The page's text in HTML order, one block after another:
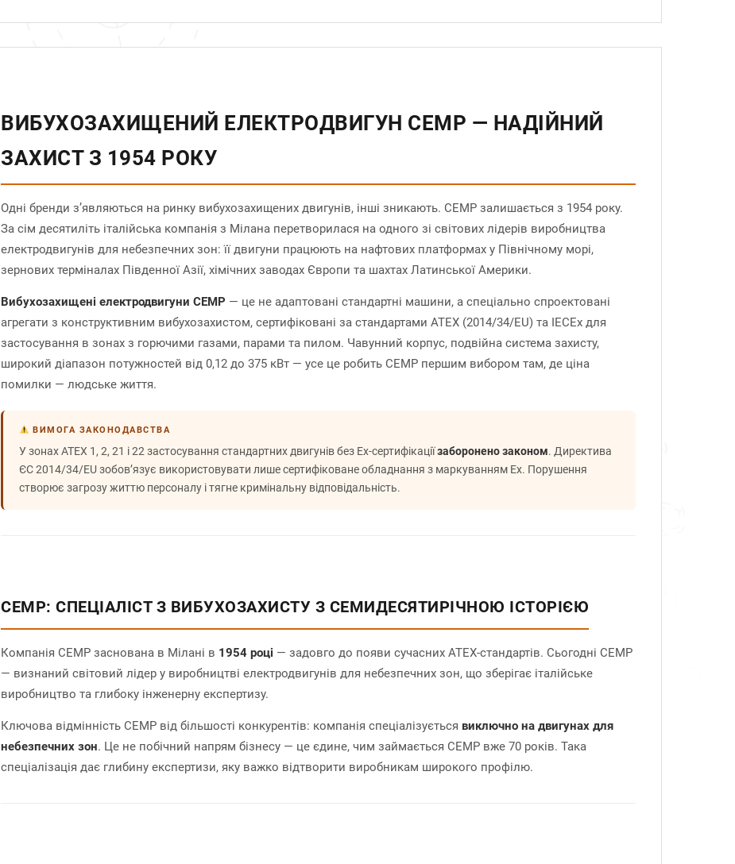
ВИБУХОЗАХИЩЕНИЙ ЕЛЕКТРОДВИГУН CEMP — НАДІЙНИЙ
ЗАХИСТ З 1954 РОКУ
Одні бренди з’являються на ринку вибухозахищених двигунів, інші зникають. CEMP залишається з 1954 року.
За сім десятиліть італійська компанія з Мілана перетворилася на одного зі світових лідерів виробництва
електродвигунів для небезпечних зон: її двигуни працюють на нафтових платформах у Північному морі,
зернових терміналах Південної Азії, хімічних заводах Європи та шахтах Латинської Америки.
Вибухозахищені електродвигуни CEMP — це не адаптовані стандартні машини, а спеціально спроектовані
агрегати з конструктивним вибухозахистом, сертифіковані за стандартами ATEX (2014/34/EU) та IECEx для
застосування в зонах з горючими газами, парами та пилом. Чавунний корпус, подвійна система захисту,
широкий діапазон потужностей від 0,12 до 375 кВт — усе це робить CEMP першим вибором там, де ціна
помилки — людське життя.
ВИМОГА ЗАКОНОДАВСТВА
У зонах ATEX 1, 2, 21 і 22 застосування стандартних двигунів без Ex-сертифікаціїзаборонено законом. Директива
ЄС 2014/34/EU зобов’язує використовувати лише сертифіковане обладнання з маркуванням Ex. Порушення
створює загрозу життю персоналу і тягне кримінальну відповідальність.
CEMP: СПЕЦІАЛІСТ З ВИБУХОЗАХИСТУ З СЕМИДЕСЯТИРІЧНОЮ ІСТОРІЄЮ
Компанія CEMP заснована в Мілані в 1954 році — задовго до появи сучасних ATEX-стандартів. Сьогодні CEMP
— визнаний світовий лідер у виробництві електродвигунів для небезпечних зон, що зберігає італійське
виробництво та глибоку інженерну експертизу.
Ключова відмінність CEMP від більшості конкурентів: компанія спеціалізується виключно на двигунах для
небезпечних зон. Це не побічний напрям бізнесу — це єдине, чим займається CEMP вже 70 років. Така
спеціалізація дає глибину експертизи, яку важко відтворити виробникам широкого профілю.